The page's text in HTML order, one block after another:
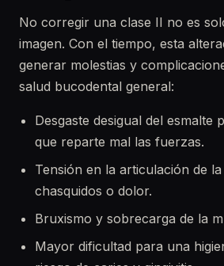
No corregir una clase II no es
imagen. Con el tiempo, esta
generar molestias y
salud bucodental general:
Desgaste desigual del esmalte
que reparte mal las fuerzas.
Tensión en la articulación de
chasquidos o dolor.
Bruxismo y sobrecarga de la
Mayor dificultad para una